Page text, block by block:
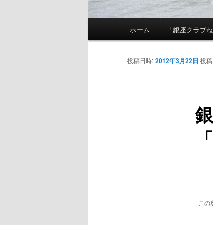
メインコンテンツへ
ホーム 「銀座クラブ
投稿日時:2012年3月22日 投
この